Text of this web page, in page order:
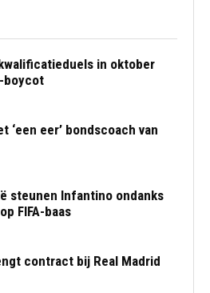
in oktober
boycot
‘een eer’ bondscoach van
steunen Infantino ondanks
FIFA-baas
contract bij Real Madrid